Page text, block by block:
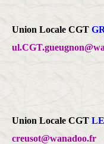
Union Locale CGT
Union Locale CGT
creusot@wanadoo.fr